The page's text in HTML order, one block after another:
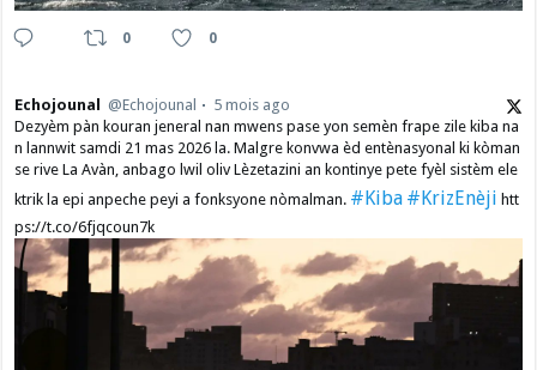
0 0
Echojounal @Echojounal
5 mois ago
Dezyèm pàn kouran jeneral nan mwens pase yon semèn frape zile kiba na
n lannwit samdi 21 mas 2026 la. Malgre konvwa èd entènasyonal ki kòman
se rive La Avàn, anbago lwil oliv Lèzetazini an kontinye pete fyèl sistèm ele
ktrik la epi anpeche peyi a fonksyone nòmalman. #Kiba #KrizEnèji htt
ps://t.co/6fjqcoun7k